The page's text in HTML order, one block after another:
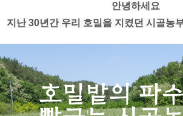
안녕하세요
지난 30년간 우리 호밀을 지켰던 시골농